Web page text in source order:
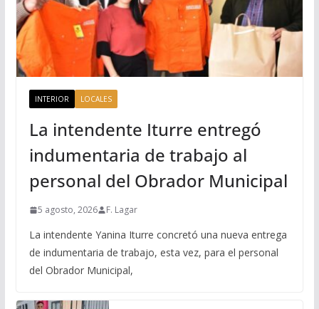
INTERIOR LOCALES
La intendente Iturre entregó
indumentaria de trabajo al
personal del Obrador Municipal
5 agosto, 2026 F. Lagar
La intendente Yanina Iturre concretó una nueva entrega
de indumentaria de trabajo, esta vez, para el personal
del Obrador Municipal,